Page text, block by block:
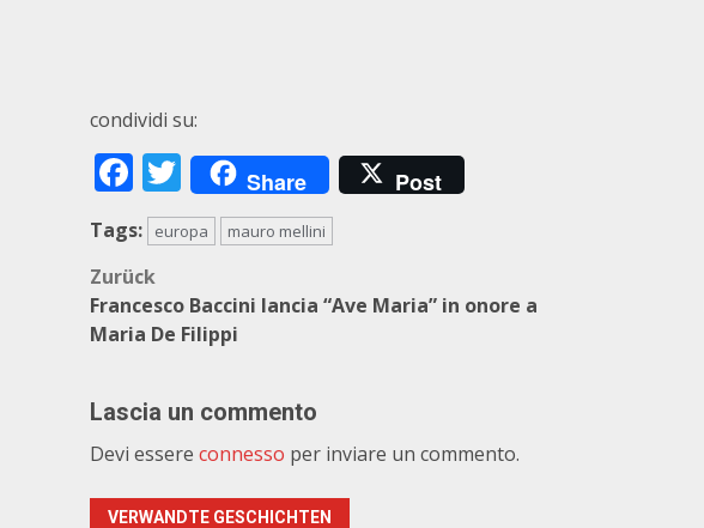
condividi su:
Facebook
Twitter
Share Post
Tags: europa mauro mellini
Beitragsnavigation
Zurück
Francesco Baccini lancia “Ave Maria” in onore a
Maria De Filippi
Lascia un commento
Devi essere connesso per inviare un commento.
VERWANDTE GESCHICHTEN